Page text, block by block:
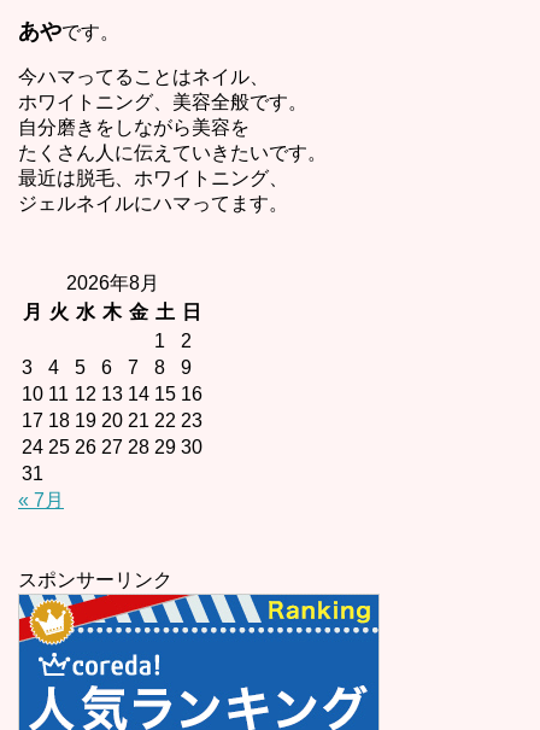
あやです。
今ハマってることはネイル、
ホワイトニング、美容全般です。
自分磨きをしながら美容を
たくさん人に伝えていきたいです。
最近は脱毛、ホワイトニング、
ジェルネイルにハマってます。
2026年8月
月
火 水 木 金 土
日
1
2
3
4 5 6 7 8
9
10 11 12 13 14 15 16
17 18 19 20 21 22 23
24 25 26 27 28 29 30
31
« 7月
スポンサーリンク